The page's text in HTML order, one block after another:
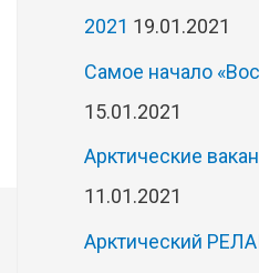
2021 19.01.2021
Самое начало
15.01.2021
Арктические
11.01.2021
Арктический